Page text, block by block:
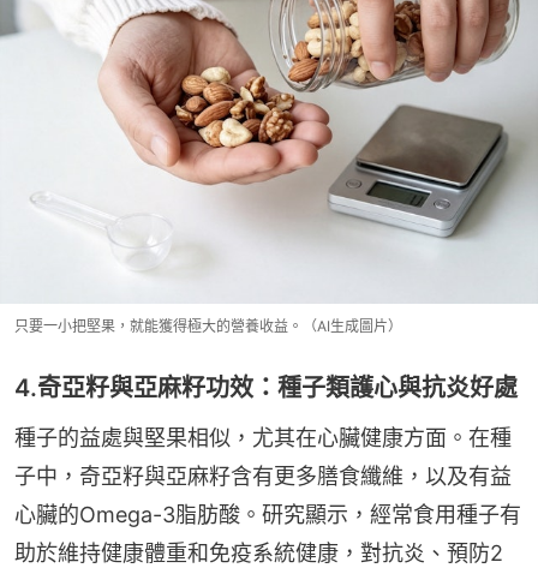
只要一小把堅果，就能獲得極大的營養收益。（AI生成圖片）
4.奇亞籽與亞麻籽功效：種子類護心與抗炎好處
種子的益處與堅果相似，尤其在心臟健康方面。在種
子中，奇亞籽與亞麻籽含有更多膳食纖維，以及有益
心臟的Omega-3脂肪酸。研究顯示，經常食用種子有
助於維持健康體重和免疫系統健康，對抗炎、預防2